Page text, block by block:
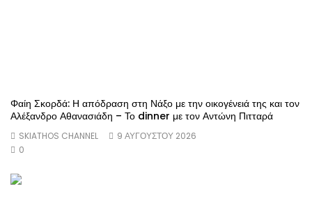
Φαίη Σκορδά: Η απόδραση στη Νάξο με την οικογένειά της και τον
Αλέξανδρο Αθανασιάδη – Το dinner με τον Αντώνη Πιτταρά
SKIATHOS CHANNEL
9 ΑΥΓΟΎΣΤΟΥ 2026
0